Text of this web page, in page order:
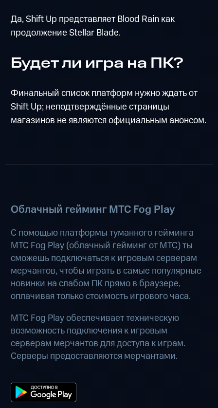
Да, Shift Up представляет Blood Rain как
продолжение Stellar Blade.
Будет ли игра на ПК?
Финальный список платформ нужно ждать от
Shift Up; неподтверждённые страницы
магазинов не являются официальным анонсом.
Облачный гейминг МТС Fog Play
С помощью платформы туманного гейминга
МТС Fog Play (облачный гейминг от МТС) ты
сможешь подключаться к игровым серверам
мерчантов, чтобы играть в самые популярные
новинки на слабом ПК прямо в браузере,
оплачивая только стоимость игрового часа.
МТС Fog Play обеспечивает техническую
возможность подключения к игровым
серверам мерчантов для доступа к играм.
Серверы предоставляются мерчантами.